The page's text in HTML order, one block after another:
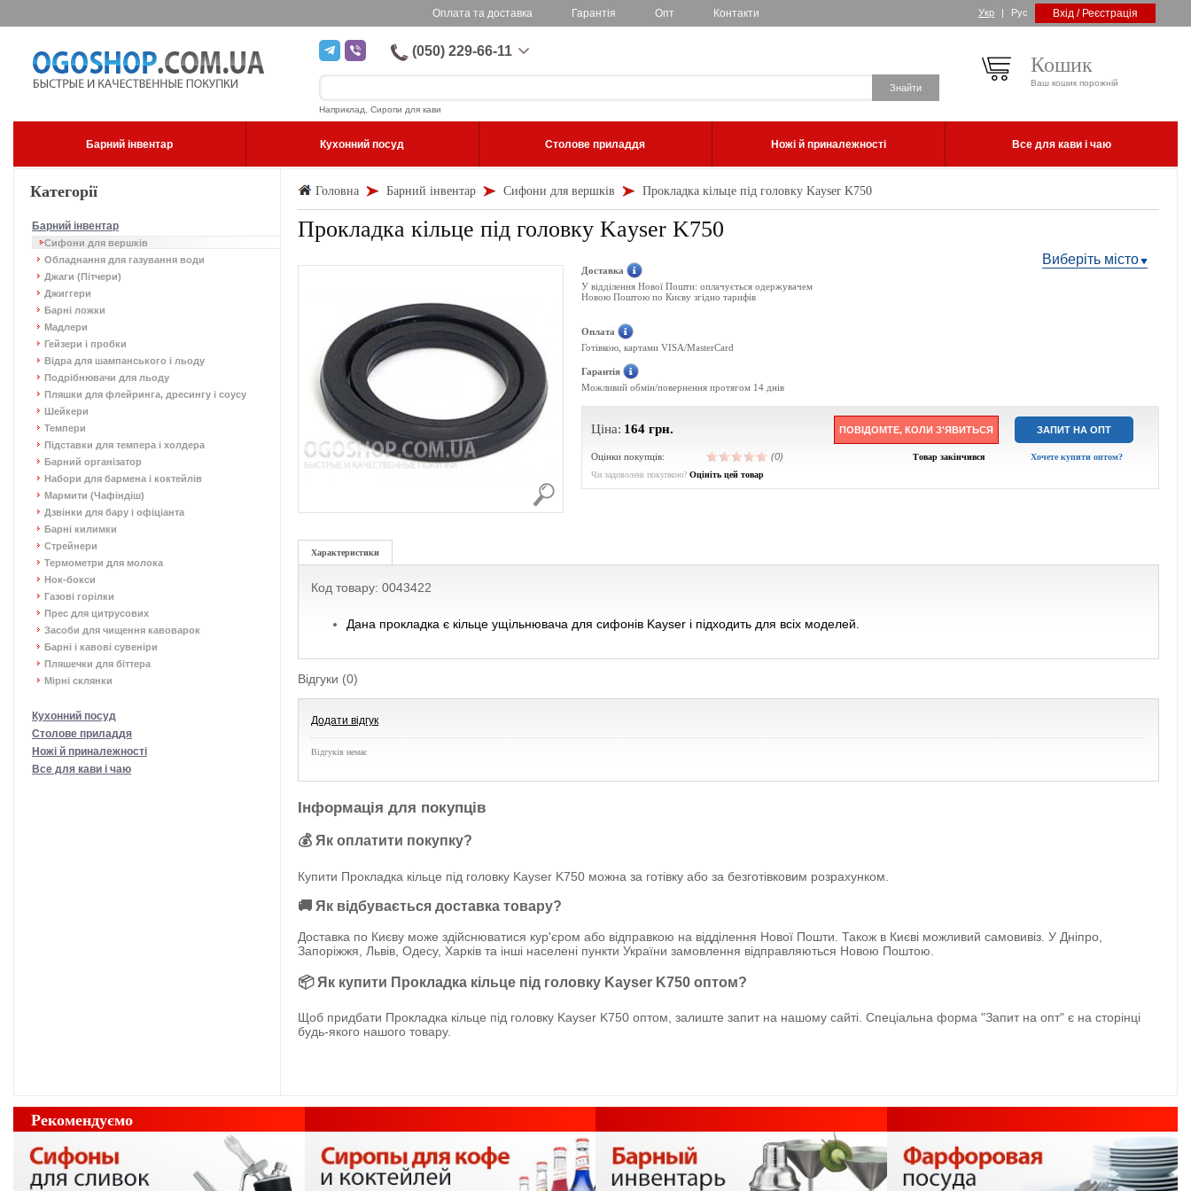
Оплата та доставка Гарантія Опт Контакти Укр | Рус Вхід / Реєстрація
(050) 229-66-11
Наприклад, Сиропи для кави
Кошик
Ваш кошик порожній
Барний інвентар Кухонний посуд Столове приладдя Ножі й приналежності Все для кави і чаю
Категорії
Барний інвентар
Сифони для вершків
Обладнання для газування води
Джаги (Пітчери)
Джиггери
Барні ложки
Мадлери
Гейзери і пробки
Відра для шампанського і льоду
Подрібнювачи для льоду
Пляшки для флейринга, дресингу і соусу
Шейкери
Темпери
Підставки для темпера і холдера
Барний організатор
Набори для бармена і коктейлів
Мармити (Чафіндіш)
Дзвінки для бару і офіціанта
Барні килимки
Стрейнери
Термометри для молока
Нок-бокси
Газові горілки
Прес для цитрусових
Засоби для чищення кавоварок
Барні і кавові сувеніри
Пляшечки для біттера
Мірні склянки
Кухонний посуд
Столове приладдя
Ножі й приналежності
Все для кави і чаю
Головна Барний інвентар Сифони для вершків Прокладка кільце під головку Kayser K750
Прокладка кільце під головку Kayser K750
Виберіть місто
Доставка
У відділення Нової Пошти: оплачується одержувачем
Новою Поштою по Києву згідно тарифів
Оплата
Готівкою, картами VISA/MasterCard
Гарантія
Можливий обмін/повернення протягом 14 днів
Ціна: 164 грн. ПОВІДОМТЕ, КОЛИ З'ЯВИТЬСЯ ЗАПИТ НА ОПТ
Оцінки покупців: (0) Товар закінчився
Хочете купити оптом?
Чи задоволені покупкою? Оцініть цей товар
Характеристики
Код товару: 0043422
Дана прокладка є кільце ущільнювача для сифонів Kayser і підходить для всіх моделей.
Відгуки (0)
Додати відгук
Відгуків немає
Інформація для покупців
💰 Як оплатити покупку?
Купити Прокладка кільце під головку Kayser K750 можна за готівку або за безготівковим розрахунком.
🚚 Як відбувається доставка товару?
Доставка по Києву може здійснюватися кур'єром або відправкою на відділення Нової Пошти. Також в Києві можливий самовивіз. У Дніпро,
Запоріжжя, Львів, Одесу, Харків та інші населені пункти України замовлення відправляються Новою Поштою.
📦 Як купити Прокладка кільце під головку Kayser K750 оптом?
Щоб придбати Прокладка кільце під головку Kayser K750 оптом, залиште запит на нашому сайті. Спеціальна форма "Запит на опт" є на сторінці
будь-якого нашого товару.
Рекомендуємо